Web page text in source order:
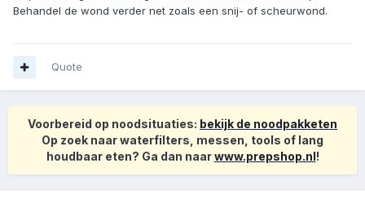
Behandel de wond verder net zoals een snij- of scheurwond.
Quote
Voorbereid op noodsituaties: bekijk de noodpakketen
Op zoek naar waterfilters, messen, tools of lang
houdbaar eten? Ga dan naarwww.prepshop.nl!